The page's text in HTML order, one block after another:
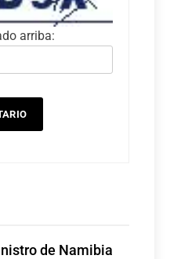
arriba:
de Namibia